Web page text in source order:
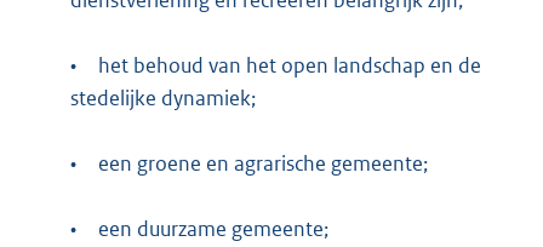
•
het behoud van het open landschap en de
stedelijke dynamiek;
• een groene en agrarische gemeente;
• een duurzame gemeente;